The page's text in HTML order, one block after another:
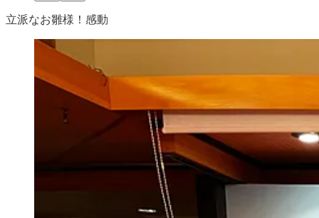
立派なお雛様！感動